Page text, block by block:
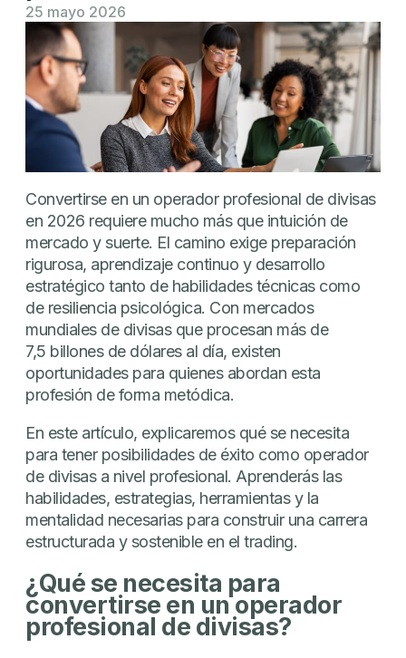
25 mayo 2026
Convertirse en un operador profesional de divisas
en 2026 requiere mucho más que intuición de
mercado y suerte. El camino exige preparación
rigurosa, aprendizaje continuo y desarrollo
estratégico tanto de habilidades técnicas como
de resiliencia psicológica. Con mercados
mundiales de divisas que procesan más de
7,5 billones de dólares al día, existen
oportunidades para quienes abordan esta
profesión de forma metódica.
En este artículo, explicaremos qué se necesita
para tener posibilidades de éxito como operador
de divisas a nivel profesional. Aprenderás las
habilidades, estrategias, herramientas y la
mentalidad necesarias para construir una carrera
estructurada y sostenible en el trading.
¿Qué se necesita para
convertirse en un operador
profesional de divisas?